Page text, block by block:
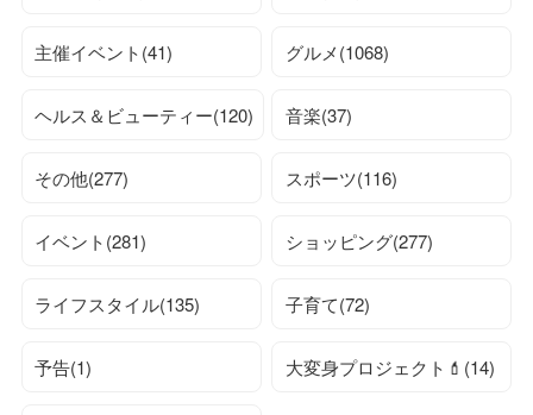
主催イベント(41) グルメ(1068)
ヘルス＆ビューティー(120) 音楽(37)
その他(277) スポーツ(116)
イベント(281) ショッピング(277)
ライフスタイル(135) 子育て(72)
予告(1) 大変身プロジェクト💄(14)